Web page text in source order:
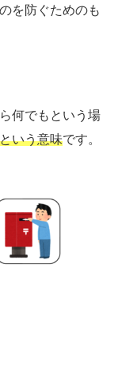
を防ぐためのも
何でもという場
いう意味です。